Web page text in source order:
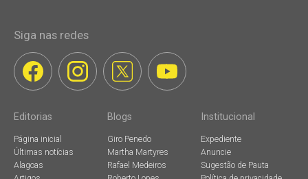
Siga nas redes
Editorias
Página inicial
Últimas notícias
Alagoas
Blogs
Giro Penedo
Martha Martyres
Rafael Medeiros
Institucional
Expediente
Anuncie
Sugestão de Pauta